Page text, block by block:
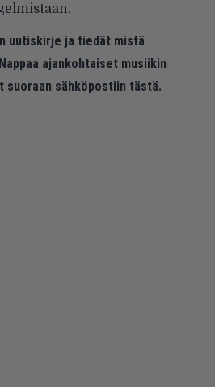
uutiskirje ja tiedät mistä
ajankohtaiset musiikin
suoraan sähköpostiin tästä.